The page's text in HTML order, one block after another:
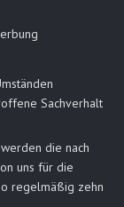
Sachverhalt
die nach
uns für die
regelmäßig zehn